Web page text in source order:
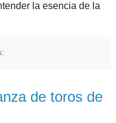
la esencia de la
de toros de